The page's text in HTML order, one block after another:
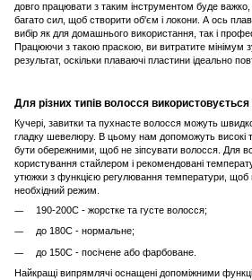
довго працювати з таким інструментом буде
багато сил, щоб створити об'єм і локони. А ось
вибір як для домашнього використання, так і
Працюючи з такою праскою, ви витратите мінімум
результат, оскільки плаваючі пластини ідеально
Для різних типів волосся
Кучері, завитки та пухнасте волосся можуть
гладку шевелюру. В цьому нам допоможуть високі
бути обережними, щоб не зіпсувати волосся. Для
користування стайлером і рекомендовані
утюжки з функцією регулювання температури, щоб
необхідний режим.
190-200C - жорстке та густе волосся;
до 180C - нормальне;
до 150C - посічене або фарбоване.
Найкращі випрямлячі оснащені допоміжними